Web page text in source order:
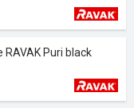
Puri black